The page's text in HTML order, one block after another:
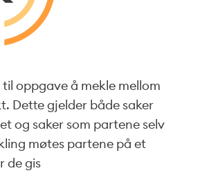
oppgave å mekle mellom
Dette gjelder både saker
og saker som partene selv
møtes partene på et
de gis